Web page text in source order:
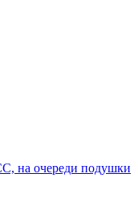
на очереди подушки